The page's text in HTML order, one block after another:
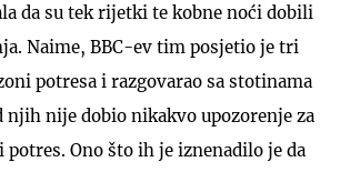
da su tek rijetki te kobne noći dobili
Naime, BBC-ev tim posjetio je tri
potresa i razgovarao sa stotinama
nije dobio nikakvo upozorenje za
Ono što ih je iznenadilo je da